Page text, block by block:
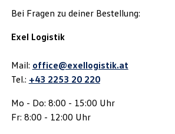
Bei Fragen zu deiner Bestellung:
Exel Logistik
Mail: office@exellogistik.at
Tel.: +43 2253 20 220
Mo - Do: 8:00 - 15:00 Uhr
Fr: 8:00 - 12:00 Uhr